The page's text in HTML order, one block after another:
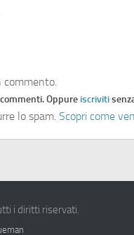
commento.
Oppure iscriviti
lo spam. Scopri come
i diritti riservati.